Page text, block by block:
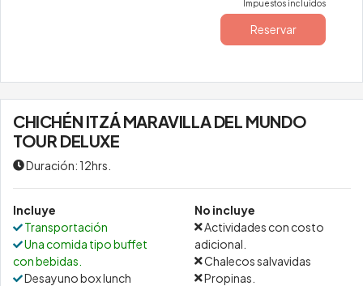
Impuestos incluidos
Reservar
CHICHÉN ITZÁ MARAVILLA DEL MUNDO
TOUR DELUXE
Duración: 12hrs.
Incluye
Transportación
Una comida tipo buffet
con bebidas.
Desayuno box lunch
No incluye
Actividades con costo
adicional.
Chalecos salvavidas
Propinas.